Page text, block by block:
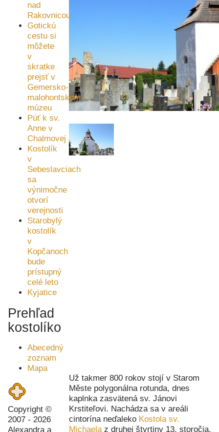
Už takmer 800 rokov stojí v Starom
Měste polygonálna rotunda, dnes
kaplnka zasvätená sv. Jánovi
Krstiteľovi. Nachádza sa v areáli
cintorína neďaleko Kostola sv.
Michaelaz druhej štvrtiny 13. storočia.
nad
Rakovnicou
Gotickú
cestu si
môžete
v
skratke
prejsť v
Gemersko-
malohontskom
múzeu
Púť k sv.
Anne v
Chalmovej
Kostolík
v
Sebeslavciach
sa
výnimočne
otvorí
verejnosti
Starobylý
kostolík
v
Kopčanoch
bude
prístupný
celé leto
Kyjatice
Prehľad
kostolíkov
Abecedný
zoznam
Mapa
Copyright ©
2007 - 2026
Alexandra a